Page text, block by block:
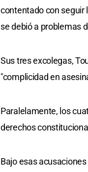
contentado con seguir
se debió a problemas
Sus tres excolegas,
"complicidad en
Paralelamente, los
derechos
Bajo esas